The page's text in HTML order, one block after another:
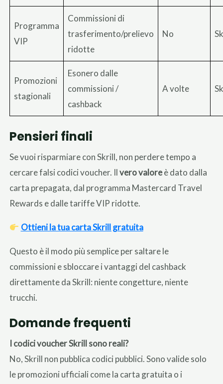
Programma
VIP
Commissioni di
trasferimento/prelievo
ridotte
No
Promozioni
stagionali
Esonero dalle
commissioni /
cashback
A volte
Pensieri finali
Se vuoi risparmiare con Skrill, non perdere tempo a
cercare falsi codici voucher. Ilvero valoreè dato dalla
carta prepagata, dal programma Mastercard Travel
Rewards e dalle tariffe VIP ridotte.
Ottieni la tua carta Skrill gratuita
Questo è il modo più semplice per saltare le
commissioni e sbloccare i vantaggi del cashback
direttamente da Skrill: niente congetture, niente
trucchi.
Domande frequenti
I codici voucher Skrill sono reali?
No, Skrill non pubblica codici pubblici. Sono valide solo
le promozioni ufficiali come la carta gratuita o i